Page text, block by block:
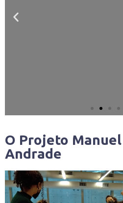
documentos, obras de arte ou livros.
O Projeto
Andrade